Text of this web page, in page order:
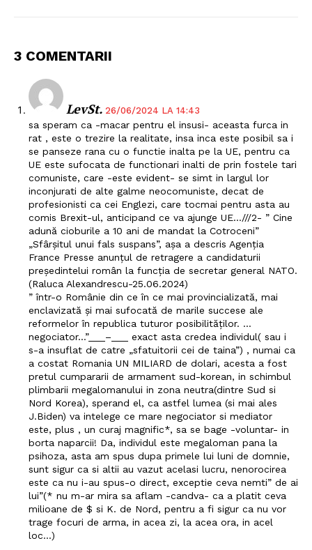
3 COMENTARII
LevSt. 26/06/2024 LA 14:43
sa speram ca -macar pentru el insusi- aceasta furca in
rat , este o trezire la realitate, insa inca este posibil sa i
se panseze rana cu o functie inalta pe la UE, pentru ca
UE este sufocata de functionari inalti de prin fostele tari
comuniste, care -este evident- se simt in largul lor
inconjurati de alte galme neocomuniste, decat de
profesionisti ca cei Englezi, care tocmai pentru asta au
comis Brexit-ul, anticipand ce va ajunge UE…///2- ” Cine
adună cioburile a 10 ani de mandat la Cotroceni”
„Sfârșitul unui fals suspans”, așa a descris Agenția
France Presse anunțul de retragere a candidaturii
președintelui român la funcția de secretar general NATO.
(Raluca Alexandrescu-25.06.2024)
” într-o Românie din ce în ce mai provincializată, mai
enclavizată și mai sufocată de marile succese ale
reformelor în republica tuturor posibilităților. …
negociator…”___–___ exact asta credea individul( sau i
s-a insuflat de catre „sfatuitorii cei de taina”) , numai ca
a costat Romania UN MILIARD de dolari, acesta a fost
pretul cumpararii de armament sud-korean, in schimbul
plimbarii megalomanului in zona neutra(dintre Sud si
Nord Korea), sperand el, ca astfel lumea (si mai ales
J.Biden) va intelege ce mare negociator si mediator
este, plus , un curaj magnific*, sa se bage -voluntar- in
borta naparcii! Da, individul este megaloman pana la
psihoza, asta am spus dupa primele lui luni de domnie,
sunt sigur ca si altii au vazut acelasi lucru, nenorocirea
este ca nu i-au spus-o direct, exceptie ceva nemti” de ai
lui”(* nu m-ar mira sa aflam -candva- ca a platit ceva
milioane de $ si K. de Nord, pentru a fi sigur ca nu vor
trage focuri de arma, in acea zi, la acea ora, in acel
loc…)